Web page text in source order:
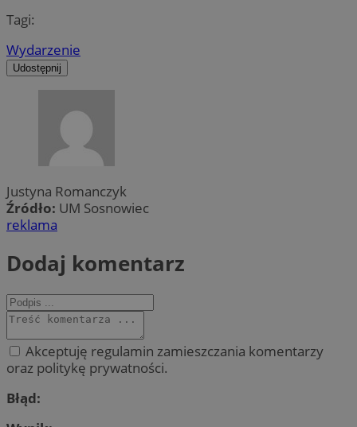
Tagi:
Wydarzenie
Udostępnij
Justyna Romanczyk
Źródło: UM Sosnowiec
reklama
Dodaj komentarz
Akceptuję regulamin zamieszczania komentarzy
oraz politykę prywatności.
Błąd: